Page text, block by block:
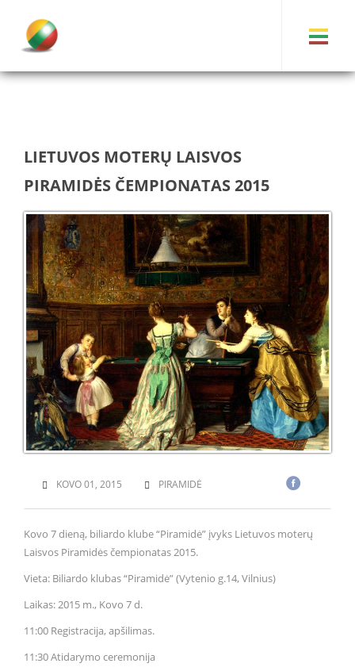
LIETUVOS MOTERŲ LAISVOS
PIRAMIDĖS ČEMPIONATAS 2015
KOVO 01, 2015 PIRAMIDĖ
Kovo 7 dieną, biliardo klube “Piramidė” įvyks Lietuvos moterų
Laisvos Piramidės čempionatas 2015.
Vieta: Biliardo klubas “Piramidė” (Vytenio g.14, Vilnius)
Laikas: 2015 m., Kovo 7 d.
11:00 Registracija, apšilimas.
11:30 Atidarymo ceremonija